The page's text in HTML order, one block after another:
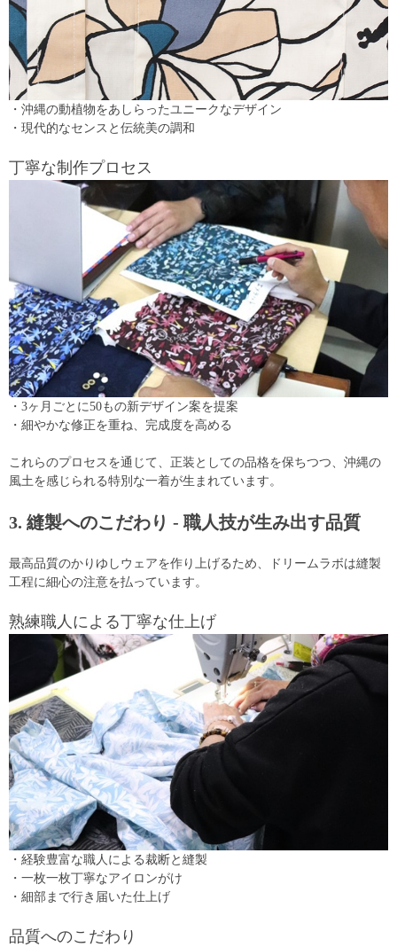
・沖縄の動植物をあしらったユニークなデザイン
・現代的なセンスと伝統美の調和
丁寧な制作プロセス
・3ヶ月ごとに50もの新デザイン案を提案
・細やかな修正を重ね、完成度を高める
これらのプロセスを通じて、正装としての品格を保ちつつ、沖縄の
風土を感じられる特別な一着が生まれています。
3. 縫製へのこだわり - 職人技が生み出す品質
最高品質のかりゆしウェアを作り上げるため、ドリームラボは縫製
工程に細心の注意を払っています。
熟練職人による丁寧な仕上げ
・経験豊富な職人による裁断と縫製
・一枚一枚丁寧なアイロンがけ
・細部まで行き届いた仕上げ
品質へのこだわり